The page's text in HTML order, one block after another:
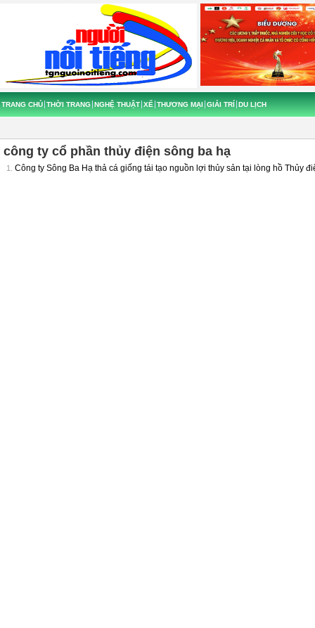
TRANG CHỦ THỜI TRANG NGHỆ THUẬT XẾ THƯƠNG MẠI GIẢI TRÍ DU LỊCH
công ty cổ phần thủy điện sông ba hạ
1. Công ty Sông Ba Hạ thả cá giống tái tạo nguồn lợi thủy sản tại lòng hồ Thủy